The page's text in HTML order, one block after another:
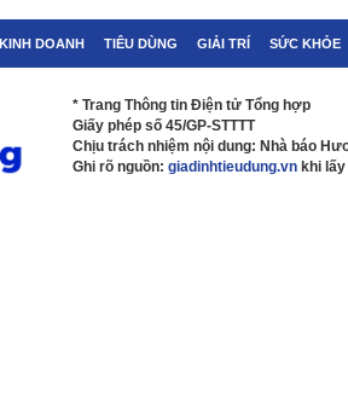
KINH DOANH TIÊU DÙNG GIẢI TRÍ SỨC KHỎE
* Trang Thông tin Điện tử Tổng hợp
Giấy phép số 45/GP-STTTT
Chịu trách nhiệm nội dung: Nhà báo
Ghi rõ nguồn: giadinhtieudung.vn khi